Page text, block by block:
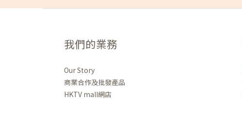
我們的業務
Our Story
商業合作及批發產品
HKTV mall網店